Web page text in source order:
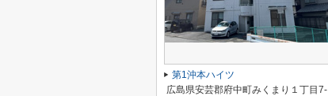
第1沖本ハイツ
広島県安芸郡府中町みくまり１丁目7-